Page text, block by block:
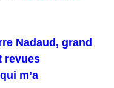
Nadaud, grand
revues
m’a